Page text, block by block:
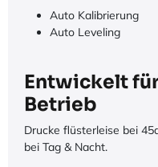
Auto Kalibrierung
Auto Leveling
Entwickelt
Betrieb
Drucke flüsterleise bei
bei Tag & Nacht.